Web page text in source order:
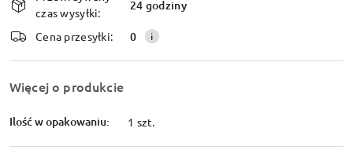
dostawa
czas wysyłki:
24 godziny
Cena przesyłki: 0
Więcej o produkcie
Ilość w opakowaniu: 1 szt.